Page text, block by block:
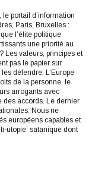
portail d’information
Paris, Bruxelles :
l’élite politique
une priorité au
Les valeurs, principes et
pas le papier sur
défendre. L’Europe
de la personne, le
arrogants avec
des accords. Le dernier
Nous ne
européens capables et
utopie’ satanique dont